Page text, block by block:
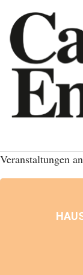
Veranstaltungen